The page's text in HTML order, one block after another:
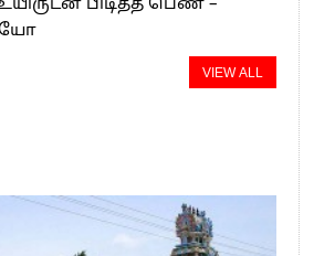
பிடித்த பெண் –
VIEW ALL